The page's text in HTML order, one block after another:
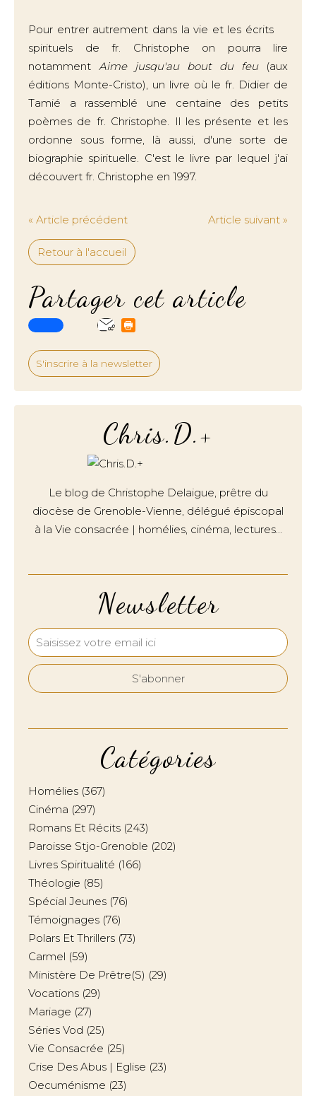
Pour entrer autrement dans la vie et les écrits
spirituels de fr. Christophe on pourra lire
notamment Aime jusqu'au bout du feu(aux
éditions Monte-Cristo), un livre où le fr. Didier de
Tamié a rassemblé une centaine des petits
poèmes de fr. Christophe. Il les présente et les
ordonne sous forme, là aussi, d'une sorte de
biographie spirituelle. C'est le livre par lequel j'ai
découvert fr. Christophe en 1997.
« Article précédent Article suivant »
Retour à l'accueil
Partager cet article
S'inscrire à la newsletter
Newsletter
Catégories
Homélies (367)
Cinéma (297)
Romans Et Récits (243)
Paroisse Stjo-Grenoble (202)
Livres Spiritualité (166)
Théologie (85)
Spécial Jeunes (76)
Témoignages (76)
Polars Et Thrillers (73)
Carmel (59)
Ministère De Prêtre(s) (29)
Vocations (29)
Mariage (27)
Séries Vod (25)
Vie Consacrée (25)
Crise Des Abus | Eglise (23)
Oecuménisme (23)
Chris.D.+
Le blog de Christophe Delaigue, prêtre du
diocèse de Grenoble-Vienne, délégué épiscopal
à la Vie consacrée | homélies, cinéma, lectures…